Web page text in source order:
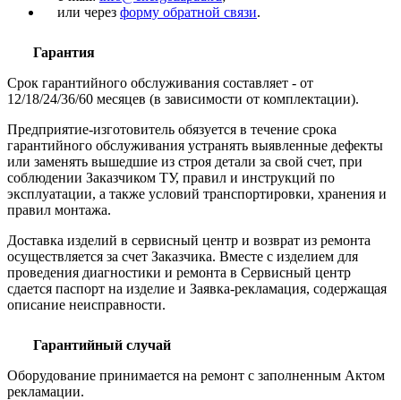
или через форму обратной связи.
Гарантия
Срок гарантийного обслуживания составляет - от
12/18/24/36/60 месяцев (в зависимости от комплектации).
Предприятие-изготовитель обязуется в течение срока
гарантийного обслуживания устранять выявленные дефекты
или заменять вышедшие из строя детали за свой счет, при
соблюдении Заказчиком ТУ, правил и инструкций по
эксплуатации, а также условий транспортировки, хранения и
правил монтажа.
Доставка изделий в сервисный центр и возврат из ремонта
осуществляется за счет Заказчика. Вместе с изделием для
проведения диагностики и ремонта в Сервисный центр
сдается паспорт на изделие и Заявка-рекламация, содержащая
описание неисправности.
Гарантийный случай
Оборудование принимается на ремонт с заполненным Актом
рекламации.